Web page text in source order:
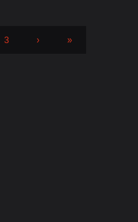
3 › »